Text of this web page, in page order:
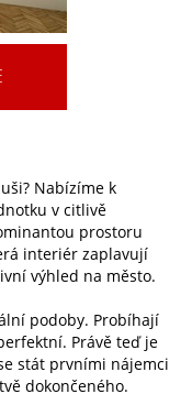
Nabízíme k
v citlivě
prostoru
interiér zaplavují
výhled na město.
podoby. Probíhají
Právě teď je
stát prvními nájemci
dokončeného.